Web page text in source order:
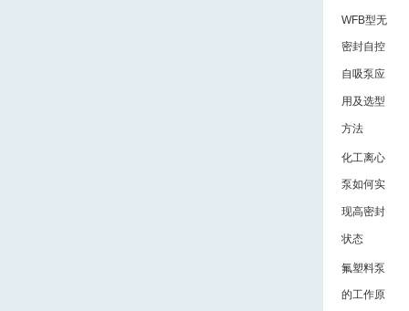
WFB型无
密封自控
自吸泵应
用及选型
方法
化工离心
泵如何实
现高密封
状态
氟塑料泵
的工作原